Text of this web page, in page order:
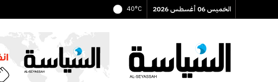
الخميس 06 أغسطس 2026 40°C